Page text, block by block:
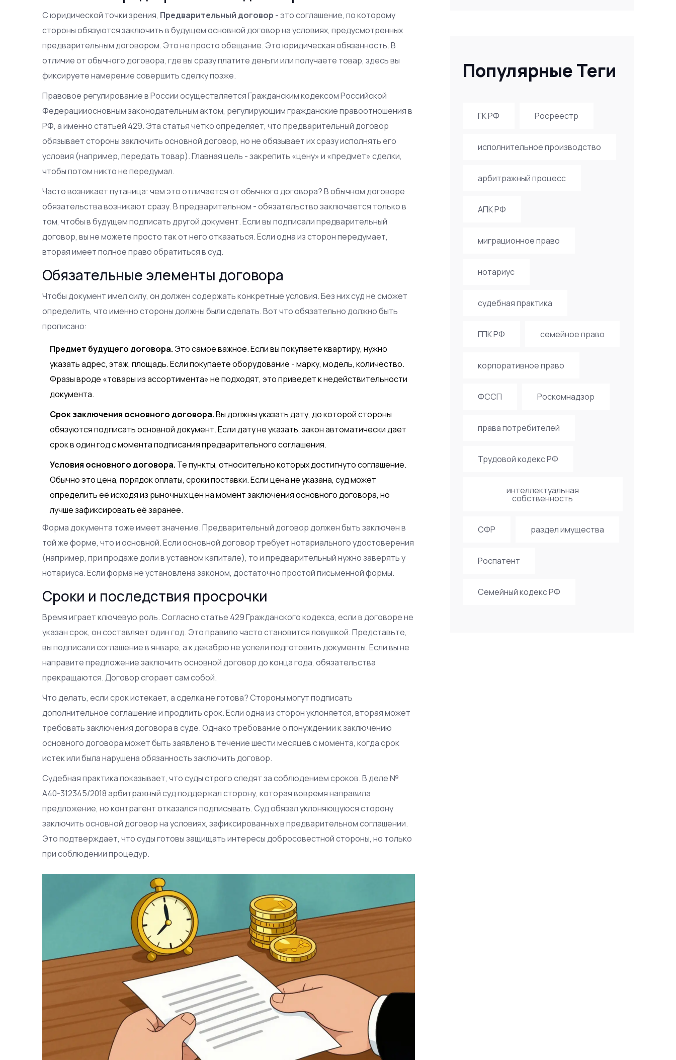
Популярные Теги
ГК РФ Росреестр
исполнительное производство
арбитражный процесс
АПК РФ
миграционное право
нотариус
судебная практика
ГПК РФ семейное право
корпоративное право
ФССП Роскомнадзор
права потребителей
Трудовой кодекс РФ
интеллектуальная
собственность
СФР раздел имущества
Роспатент
Семейный кодекс РФ
С юридической точки зрения, Предварительный договор - это соглашение, по которому
стороны обязуются заключить в будущем основной договор на условиях, предусмотренных
предварительным договором. Это не просто обещание. Это юридическая обязанность. В
отличие от обычного договора, где вы сразу платите деньги или получаете товар, здесь вы
фиксируете намерение совершить сделку позже.
Правовое регулирование в России осуществляетсяГражданским кодексом Российской
Федерацииосновным законодательным актом, регулирующим гражданские правоотношения в
РФ, а именно статьей 429. Эта статья четко определяет, что предварительный договор
обязывает стороны заключить основной договор, но не обязывает их сразу исполнять его
условия (например, передать товар). Главная цель - закрепить «цену» и «предмет» сделки,
чтобы потом никто не передумал.
Часто возникает путаница: чем это отличается от обычного договора? В обычном договоре
обязательства возникают сразу. В предварительном - обязательство заключается только в
том, чтобы в будущем подписать другой документ. Если вы подписали предварительный
договор, вы не можете просто так от него отказаться. Если одна из сторон передумает,
вторая имеет полное право обратиться в суд.
Обязательные элементы договора
Чтобы документ имел силу, он должен содержать конкретные условия. Без них суд не сможет
определить, что именно стороны должны были сделать. Вот что обязательно должно быть
прописано:
Предмет будущего договора. Это самое важное. Если вы покупаете квартиру, нужно
указать адрес, этаж, площадь. Если покупаете оборудование - марку, модель, количество.
Фразы вроде «товары из ассортимента» не подходят, это приведет к недействительности
документа.
Срок заключения основного договора.Вы должны указать дату, до которой стороны
обязуются подписать основной документ. Если дату не указать, закон автоматически дает
срок в один год с момента подписания предварительного соглашения.
Условия основного договора. Те пункты, относительно которых достигнуто соглашение.
Обычно это цена, порядок оплаты, сроки поставки. Если цена не указана, суд может
определить её исходя из рыночных цен на момент заключения основного договора, но
лучше зафиксировать её заранее.
Форма документа тоже имеет значение. Предварительный договор должен быть заключен в
той же форме, что и основной. Если основной договор требует нотариального удостоверения
(например, при продаже доли в уставном капитале), то и предварительный нужно заверять у
нотариуса. Если форма не установлена законом, достаточно простой письменной формы.
Сроки и последствия просрочки
Время играет ключевую роль. Согласно статье 429 Гражданского кодекса, если в договоре не
указан срок, он составляет один год. Это правило часто становится ловушкой. Представьте,
вы подписали соглашение в январе, а к декабрю не успели подготовить документы. Если вы не
направите предложение заключить основной договор до конца года, обязательства
прекращаются. Договор сгорает сам собой.
Что делать, если срок истекает, а сделка не готова? Стороны могут подписать
дополнительное соглашение и продлить срок. Если одна из сторон уклоняется, вторая может
требовать заключения договора в суде. Однако требование о понуждении к заключению
основного договора может быть заявлено в течение шести месяцев с момента, когда срок
истек или была нарушена обязанность заключить договор.
Судебная практика показывает, что суды строго следят за соблюдением сроков. В деле №
А40-312345/2018 арбитражный суд поддержал сторону, которая вовремя направила
предложение, но контрагент отказался подписывать. Суд обязал уклоняющуюся сторону
заключить основной договор на условиях, зафиксированных в предварительном соглашении.
Это подтверждает, что суды готовы защищать интересы добросовестной стороны, но только
при соблюдении процедур.